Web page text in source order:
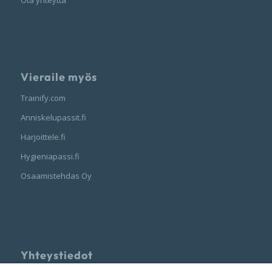
Vieraile myös
Trainify.com
Anniskelupassit.fi
Harjoittele.fi
Hygieniapassi.fi
Osaamistehdas Oy
Yhteystiedot